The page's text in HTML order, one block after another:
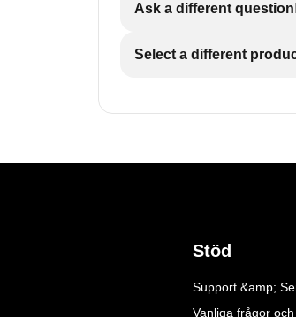
Ask a different question
Select a different
Stöd
Support &amp;
Vanliga frågor